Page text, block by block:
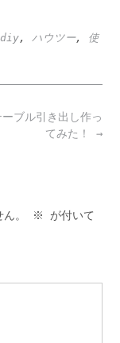
diy, ハウツー, 使
ーブル引き出し作っ
てみた！ →
。 ※
が付いて